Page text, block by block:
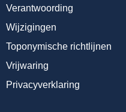
Verantwoording
Wijzigingen
Toponymische richtlijnen
Vrijwaring
Privacyverklaring